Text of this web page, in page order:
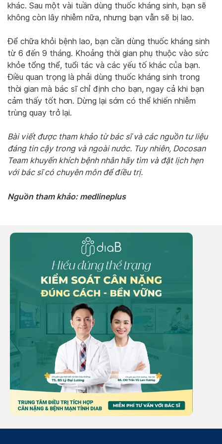
khác. Sau một vài tuần dùng thuốc kháng sinh, bạn sẽ
không còn lây nhiễm nữa, nhưng bạn vẫn sẽ bị lao.
Để chữa khỏi bệnh lao, bạn cần dùng thuốc kháng sinh
từ 6 đến 9 tháng. Khoảng thời gian phụ thuộc vào sức
khỏe tổng thể, tuổi tác và các yếu tố khác của bạn.
Điều quan trọng là phải dùng thuốc kháng sinh trong
thời gian mà bác sĩ chỉ định cho bạn, ngay cả khi bạn
cảm thấy tốt hơn. Dừng lại sớm có thể khiến nhiễm
trùng quay trở lại.
Bài viết được tham khảo từ bác sĩ và các nguồn tư liệu
đáng tin cậy trong và ngoài nước. Tuy nhiên, Docosan
Team khuyến khích bệnh nhân hãy tìm và đặt lịch hẹn
với bác sĩ có chuyên môn để điều trị.
Nguồn tham khảo: medlineplus